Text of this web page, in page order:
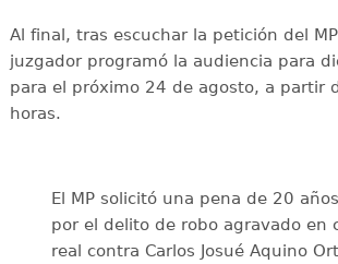
Al final, tras escuchar la petición del
juzgador programó la audiencia para
para el próximo 24 de agosto, a partir
horas.
El MP solicitó una pena de 20
por el delito de robo agravado en
real contra Carlos Josué Aquino